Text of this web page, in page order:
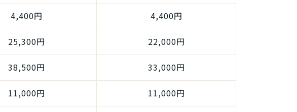
4,400円 4,400円
25,300円 22,000円
38,500円 33,000円
11,000円 11,000円